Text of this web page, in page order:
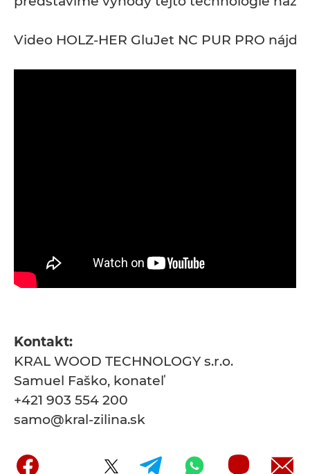
Video HOLZ-HER GluJet NC PUR PRO
Kontakt:
KRAL WOOD TECHNOLOGY s.r.o.
Samuel Faško, konateľ
+421 903 554 200
samo@kral-zilina.sk